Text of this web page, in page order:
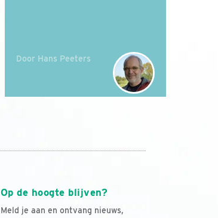
Door Hans Peeters
Op de hoogte blijven?
Meld je aan en ontvang nieuws,